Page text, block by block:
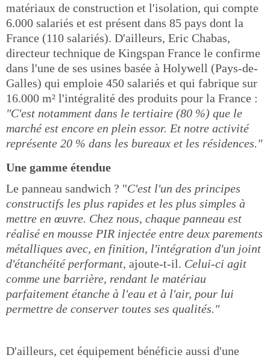
matériaux de construction et l'isolation, qui compte
6.000 salariés et est présent dans 85 pays dont la
France (110 salariés). D'ailleurs, Eric Chabas,
directeur technique de Kingspan France le confirme
dans l'une de ses usines basée à Holywell (Pays-de-
Galles) qui emploie 450 salariés et qui fabrique sur
16.000 m² l'intégralité des produits pour la France :
"C'est notamment dans le tertiaire (80 %) que le
marché est encore en plein essor. Et notre activité
représente 20 % dans les bureaux et les résidences."
Une gamme étendue
Le panneau sandwich ? "C'est l'un des principes
constructifs les plus rapides et les plus simples à
mettre en œuvre. Chez nous, chaque panneau est
réalisé en mousse PIR injectée entre deux parements
métalliques avec, en finition, l'intégration d'un joint
d'étanchéité performant, ajoute-t-il. Celui-ci agit
comme une barrière, rendant le matériau
parfaitement étanche à l'eau et à l'air, pour lui
permettre de conserver toutes ses qualités."
D'ailleurs, cet équipement bénéficie aussi d'une